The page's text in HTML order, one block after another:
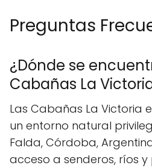
Preguntas
¿Dónde se
Cabañas La
Las Cabañas La Victoria
un entorno natural
Falda, Córdoba,
acceso a senderos, ríos y